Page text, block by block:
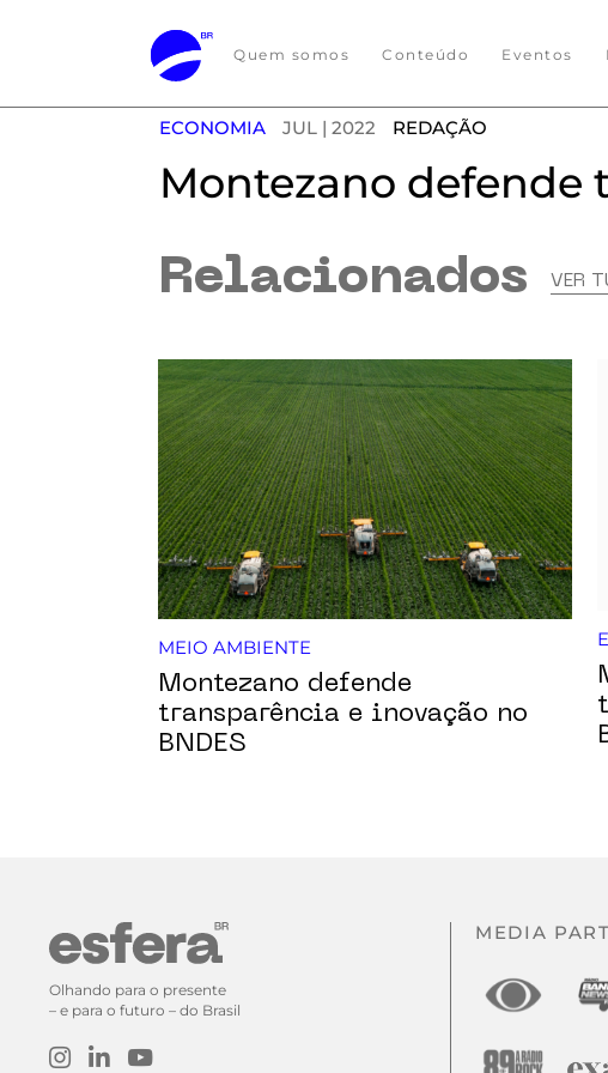
Quem somos Conteúdo Eventos
ECONOMIA JUL | 2022 REDAÇÃO
Montezano defende
Relacionados VER
MEIO AMBIENTE
Montezano defende
transparência e inovação no
BNDES
Olhando para o presente
– e para o futuro – do Brasil
MEDIA